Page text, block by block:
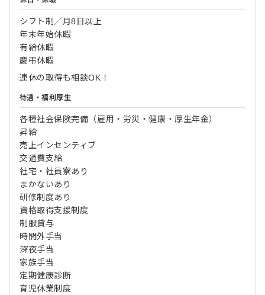
シフト制／月8日以上
年末年始休暇
有給休暇
慶弔休暇
連休の取得も相談OK！
待遇・福利厚生
各種社会保険完備（雇用・労災・健康・厚生年金）
昇給
売上インセンティブ
交通費支給
社宅・社員寮あり
まかないあり
研修制度あり
資格取得支援制度
制服貸与
時間外手当
深夜手当
家族手当
定期健康診断
育児休業制度